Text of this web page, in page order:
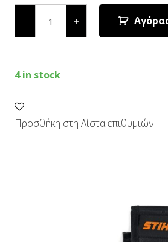
-
ΜΕΓΓΕΝΗ
ΤΡΟΧΙΣΜΑΤΟΣ
S260
quantity
+
4 in stock
Προσθήκη στη Λίστα επιθυμιών